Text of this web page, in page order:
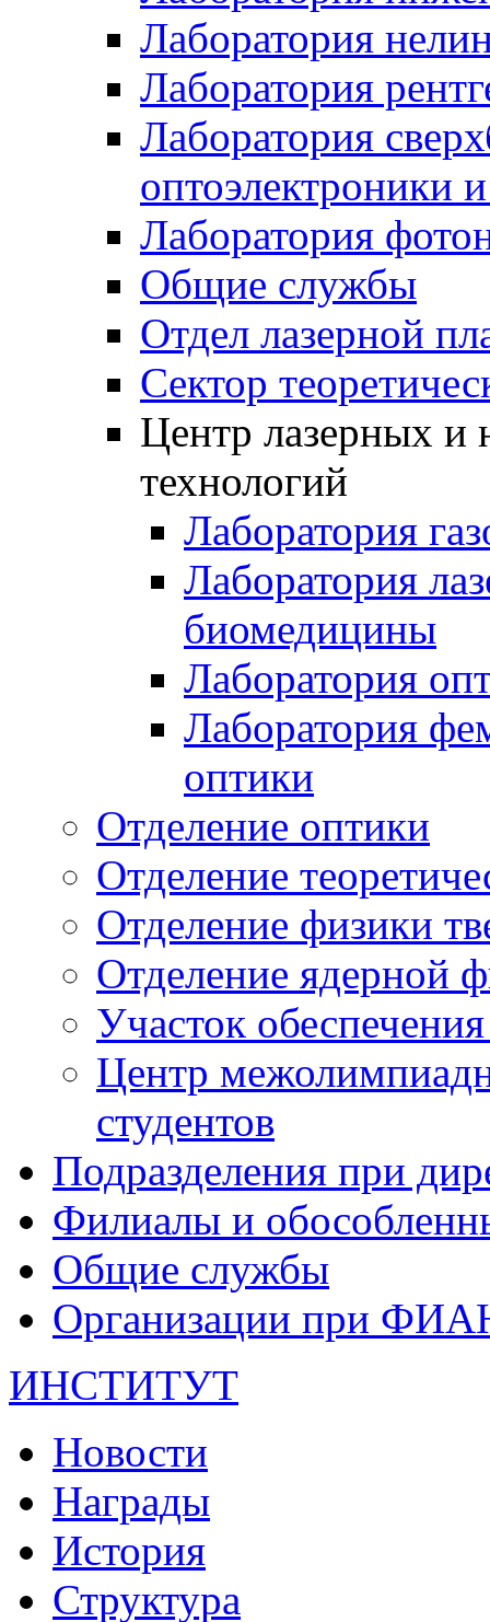
Лаборатория
Лаборатория
Лаборатория
оптоэлектроники
Лаборатория
Общие службы
Отдел лазерной
Сектор
Центр лазерных и
технологий
Лаборатория
Лаборатория
биомедицины
Лаборатория
Лаборатория
оптики
Отделение оптики
Отделение
Отделение физики
Отделение ядерной
Участок
Центр
студентов
Подразделения при
Филиалы и
Общие службы
Организации при
ИНСТИТУТ
Новости
Награды
История
Структура